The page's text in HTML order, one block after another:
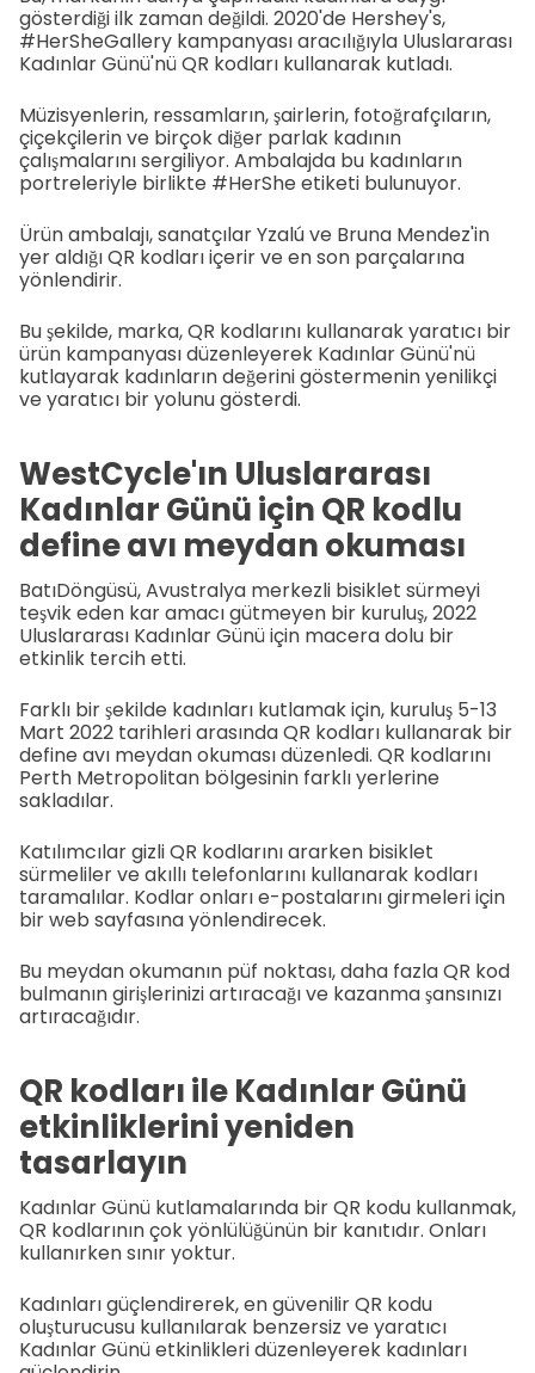
gösterdiği ilk zaman değildi. 2020'de Hershey's,
#HerSheGallery kampanyası aracılığıyla Uluslararası
Kadınlar Günü'nü QR kodları kullanarak kutladı.
Müzisyenlerin, ressamların, şairlerin, fotoğrafçıların,
çiçekçilerin ve birçok diğer parlak kadının
çalışmalarını sergiliyor. Ambalajda bu kadınların
portreleriyle birlikte #HerShe etiketi bulunuyor.
Ürün ambalajı, sanatçılar Yzalú ve Bruna Mendez'in
yer aldığı QR kodları içerir ve en son parçalarına
yönlendirir.
Bu şekilde, marka, QR kodlarını kullanarak yaratıcı bir
ürün kampanyası düzenleyerek Kadınlar Günü'nü
kutlayarak kadınların değerini göstermenin yenilikçi
ve yaratıcı bir yolunu gösterdi.
WestCycle'ın Uluslararası
Kadınlar Günü için QR kodlu
define avı meydan okuması
BatıDöngüsü, Avustralya merkezli bisiklet sürmeyi
teşvik eden kar amacı gütmeyen bir kuruluş, 2022
Uluslararası Kadınlar Günü için macera dolu bir
etkinlik tercih etti.
Farklı bir şekilde kadınları kutlamak için, kuruluş 5-13
Mart 2022 tarihleri arasında QR kodları kullanarak bir
define avı meydan okuması düzenledi. QR kodlarını
Perth Metropolitan bölgesinin farklı yerlerine
sakladılar.
Katılımcılar gizli QR kodlarını ararken bisiklet
sürmeliler ve akıllı telefonlarını kullanarak kodları
taramalılar. Kodlar onları e-postalarını girmeleri için
bir web sayfasına yönlendirecek.
Bu meydan okumanın püf noktası, daha fazla QR kod
bulmanın girişlerinizi artıracağı ve kazanma şansınızı
artıracağıdır.
QR kodları ile Kadınlar Günü
etkinliklerini yeniden
tasarlayın
Kadınlar Günü kutlamalarında bir QR kodu kullanmak,
QR kodlarının çok yönlülüğünün bir kanıtıdır. Onları
kullanırken sınır yoktur.
Kadınları güçlendirerek, en güvenilir QR kodu
oluşturucusu kullanılarak benzersiz ve yaratıcı
Kadınlar Günü etkinlikleri düzenleyerek kadınları